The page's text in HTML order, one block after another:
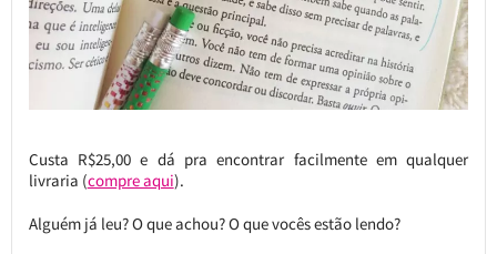
Custa R$25,00 e dá pra encontrar facilmente em qualquer
livraria (compre aqui).
Alguém já leu? O que achou? O que vocês estão lendo?